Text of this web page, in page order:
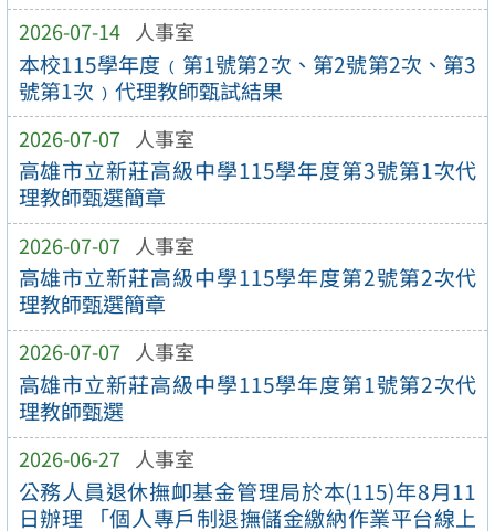
2026-07-14 人事室
本校115學年度﹙第1號第2次、第2號第2次、第3
號第1次﹚代理教師甄試結果
2026-07-07 人事室
高雄市立新莊高級中學115學年度第3號第1次代
理教師甄選簡章
2026-07-07 人事室
高雄市立新莊高級中學115學年度第2號第2次代
理教師甄選簡章
2026-07-07 人事室
高雄市立新莊高級中學115學年度第1號第2次代
理教師甄選
2026-06-27 人事室
公務人員退休撫卹基金管理局於本(115)年8月11
日辦理 「個人專戶制退撫儲金繳納作業平台線上